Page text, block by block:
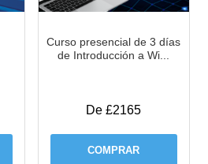
Curso presencial de 3 días
de Introducción a Wi...
De £2165
COMPRAR